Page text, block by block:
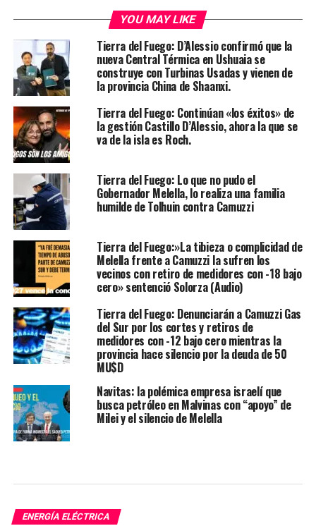
YOU MAY LIKE
Tierra del Fuego: D’Alessio confirmó que la
nueva Central Térmica en Ushuaia se
construye con Turbinas Usadas y vienen de
la provincia China de Shaanxi.
Tierra del Fuego: Continúan «los éxitos» de
la gestión Castillo D’Alessio, ahora la que se
va de la isla es Roch.
Tierra del Fuego: Lo que no pudo el
Gobernador Melella, lo realiza una familia
humilde de Tolhuin contra Camuzzi
Tierra del Fuego:»La tibieza o complicidad de
Melella frente a Camuzzi la sufren los
vecinos con retiro de medidores con -18 bajo
cero» sentenció Solorza (Audio)
Tierra del Fuego: Denunciarán a Camuzzi Gas
del Sur por los cortes y retiros de
medidores con -12 bajo cero mientras la
provincia hace silencio por la deuda de 50
MU$D
Navitas: la polémica empresa israelí que
busca petróleo en Malvinas con “apoyo” de
Milei y el silencio de Melella
ENERGÍA ELÉCTRICA